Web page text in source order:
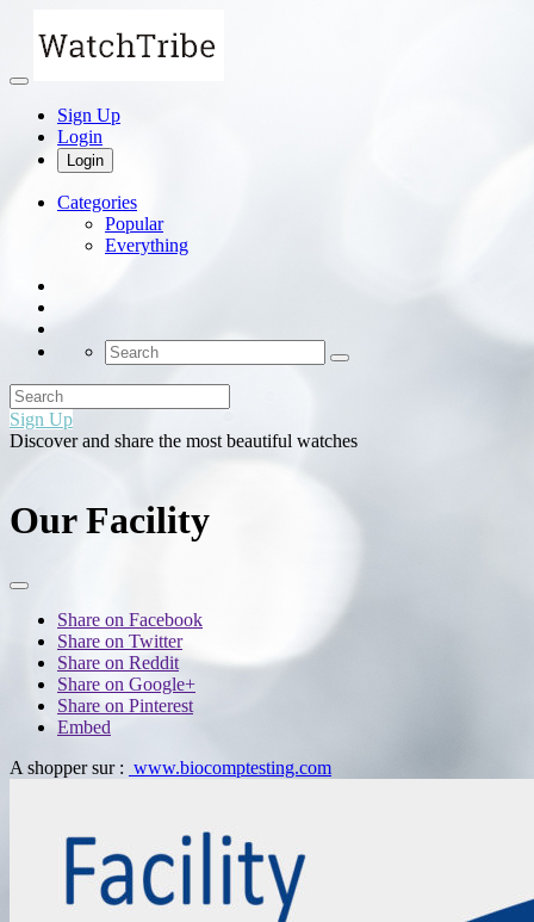
Sign Up
Login
Login
Categories
Popular
Everything
Sign Up
Discover and share the most beautiful watches
Our Facility
Share on Facebook
Share on Twitter
Share on Reddit
Share on Google+
Share on Pinterest
Embed
A shopper sur : www.biocomptesting.com